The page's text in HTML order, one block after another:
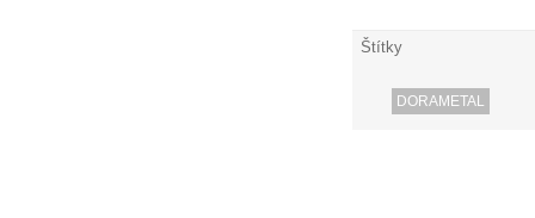
Štítky
DORAMETAL